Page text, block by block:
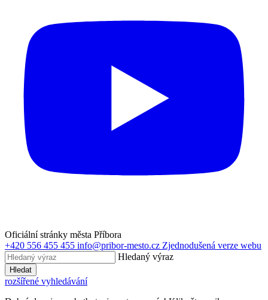
Oficiální stránky města Příbora
+420 556 455 455 info@pribor-mesto.cz Zjednodušená verze webu
Hledaný výraz
Hledat
rozšířené vyhledávání